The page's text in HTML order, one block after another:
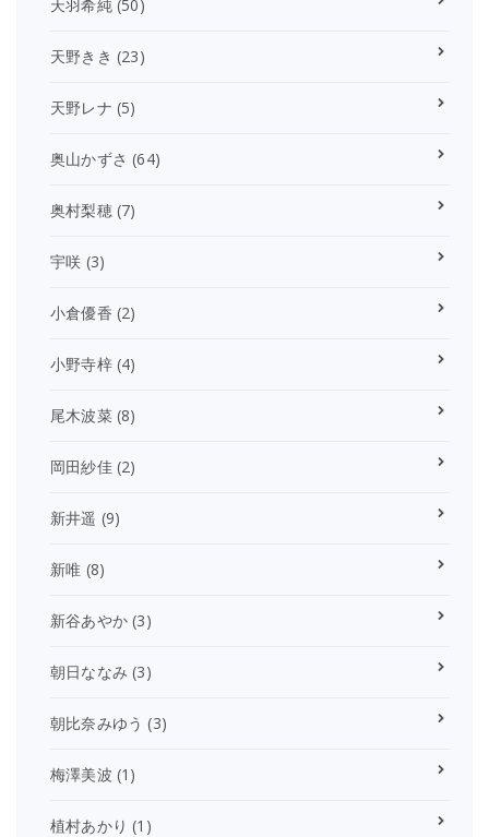
天羽希純(50)
天野きき (23)
天野レナ (5)
奥山かずさ (64)
奥村梨穂(7)
宇咲 (3)
小倉優香 (2)
小野寺梓(4)
尾木波菜(8)
岡田紗佳(2)
新井遥 (9)
新唯 (8)
新谷あやか (3)
朝日ななみ (3)
朝比奈みゆう (3)
梅澤美波 (1)
植村あかり (1)